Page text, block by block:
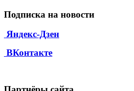
Подписка на новости
Яндекс-Дзен
ВКонтакте